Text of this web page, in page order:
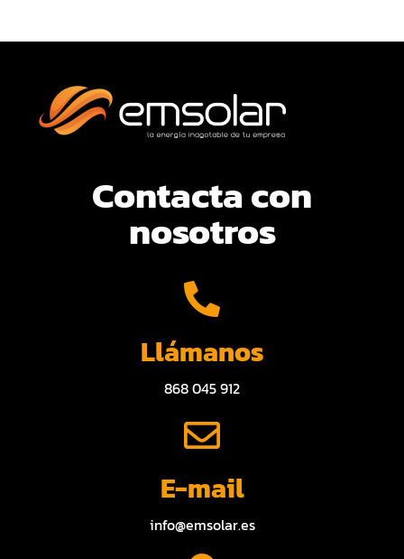
Contacta con
nosotros
Llámanos
868 045 912
E-mail
info@emsolar.es